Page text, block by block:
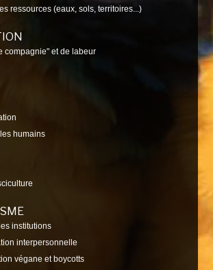
ressources (eaux, sols, territoires...)
compagnie" et de labeur
humains
institutions
interpersonnelle
végane et boycotts